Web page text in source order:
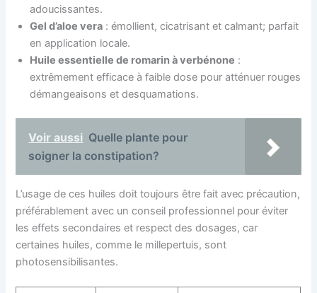
adoucissantes.
Gel d’aloe vera : émollient, cicatrisant et calmant; parfait
en application locale.
Huile essentielle de romarin à verbénone :
extrêmement efficace à faible dose pour atténuer rouges
démangeaisons et desquamations.
Voir aussi Quelle plante pour
soigner la constipation?
L’usage de ces huiles doit toujours être fait avec précaution,
préférablement avec un conseil professionnel pour éviter
les effets secondaires et respect des dosages, car
certaines huiles, comme le millepertuis, sont
photosensibilisantes.